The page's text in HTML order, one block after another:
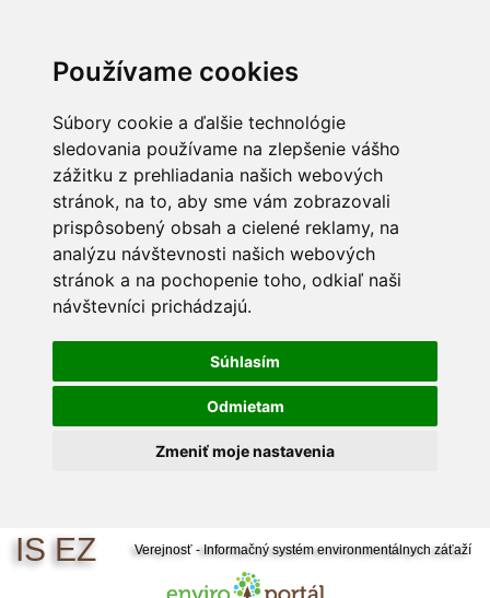
Používame cookies
Súbory cookie a ďalšie technológie
sledovania používame na zlepšenie vášho
zážitku z prehliadania našich webových
stránok, na to, aby sme vám zobrazovali
prispôsobený obsah a cielené reklamy, na
analýzu návštevnosti našich webových
stránok a na pochopenie toho, odkiaľ naši
návštevníci prichádzajú.
Súhlasím
Odmietam
Zmeniť moje nastavenia
IS EZ Verejnosť - Informačný systém environmentálnych záťaží